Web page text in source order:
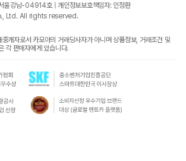
울강남-04914호 | 개인정보보호책임자: 인정환
Ltd. All rights reserved.
개자로서 카모아의 거래당사자가 아니며 상품정보, 거래조건 및
각 판매자에게 있습니다.